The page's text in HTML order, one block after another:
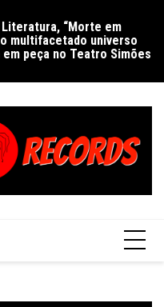
“Morte em
multifacetado universo
em peça no Teatro Simões